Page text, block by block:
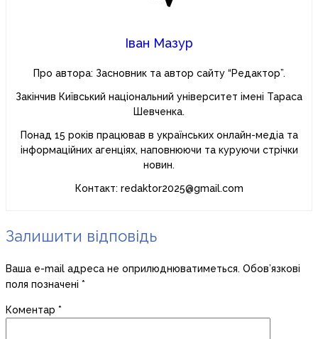
Іван Мазур
Про автора: Засновник та автор сайту “Редактор”.
Закінчив Київський національний університет імені Тараса
Шевченка.
Понад 15 років працював в українських онлайн-медіа та
інформаційних агенціях, наповнюючи та куруючи стрічки
новин.
Контакт: redaktor2025@gmail.com
Залишити відповідь
Ваша e-mail адреса не оприлюднюватиметься. Обов’язкові
поля позначені *
Коментар *